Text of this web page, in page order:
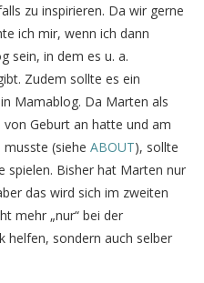
zu inspirieren. Da wir gerne
ich mir, wenn ich dann
sein, in dem es u. a.
Zudem sollte es ein
Mamablog. Da Marten als
Geburt an hatte und am
(siehe ABOUT), sollte
spielen. Bisher hat Marten nur
das wird sich im zweiten
mehr „nur“ bei der
helfen, sondern auch selber